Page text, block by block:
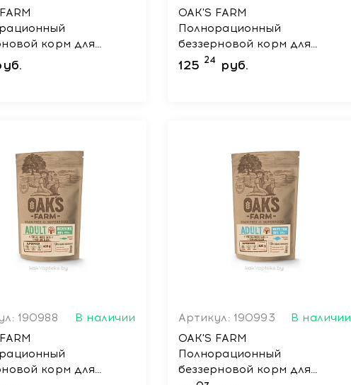
корм для
кошек Salmon /
400 г
OAK'S FARM
Полнорационный
беззерновой корм для
взрослых стерилизованных
кошек Lamb/ Ягненок 6 кг
125 24 руб.
190988
В наличии
корм для
Артикул: 190993
В наличии
OAK'S FARM
Полнорационный
беззерновой корм для